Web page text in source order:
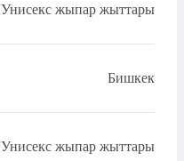
Унисекс жыпар жыттары
Бишкек
Унисекс жыпар жыттары